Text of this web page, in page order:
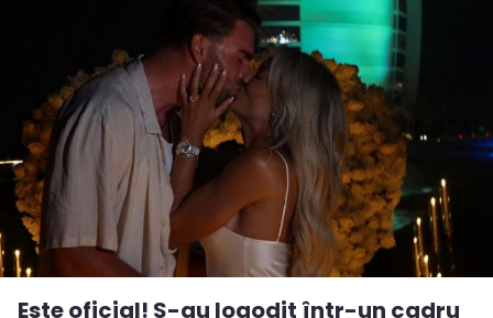
Este oficial! S-au logodit într-un cadru